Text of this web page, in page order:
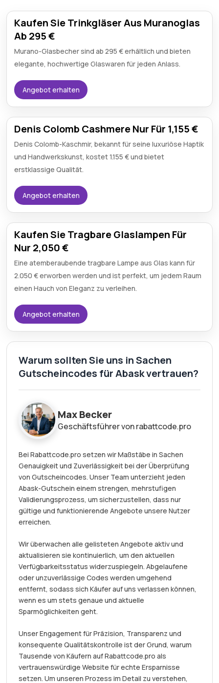
Kaufen Sie Trinkgläser Aus Muranoglas
Ab 295 €
Murano-Glasbecher sind ab 295 € erhältlich und bieten
elegante, hochwertige Glaswaren für jeden Anlass.
Angebot erhalten
Denis Colomb Cashmere Nur Für 1,155 €
Denis Colomb-Kaschmir, bekannt für seine luxuriöse Haptik
und Handwerkskunst, kostet 1.155 € und bietet
erstklassige Qualität.
Angebot erhalten
Kaufen Sie Tragbare Glaslampen Für
Nur 2,050 €
Eine atemberaubende tragbare Lampe aus Glas kann für
2.050 € erworben werden und ist perfekt, um jedem Raum
einen Hauch von Eleganz zu verleihen.
Angebot erhalten
Warum sollten Sie uns in Sachen
Gutscheincodes für Abask vertrauen?
Max Becker
Geschäftsführer von rabattcode.pro
Bei Rabattcode.pro setzen wir Maßstäbe in Sachen
Genauigkeit und Zuverlässigkeit bei der Überprüfung
von Gutscheincodes. Unser Team unterzieht jeden
Abask-Gutschein einem strengen, mehrstufigen
Validierungsprozess, um sicherzustellen, dass nur
gültige und funktionierende Angebote unsere Nutzer
erreichen.
Wir überwachen alle gelisteten Angebote aktiv und
aktualisieren sie kontinuierlich, um den aktuellen
Verfügbarkeitsstatus widerzuspiegeln. Abgelaufene
oder unzuverlässige Codes werden umgehend
entfernt, sodass sich Käufer auf uns verlassen können,
wenn es um stets genaue und aktuelle
Sparmöglichkeiten geht.
Unser Engagement für Präzision, Transparenz und
konsequente Qualitätskontrolle ist der Grund, warum
Tausende von Käufern auf Rabattcode.pro als
vertrauenswürdige Website für echte Ersparnisse
setzen. Um unseren Prozess im Detail zu verstehen,